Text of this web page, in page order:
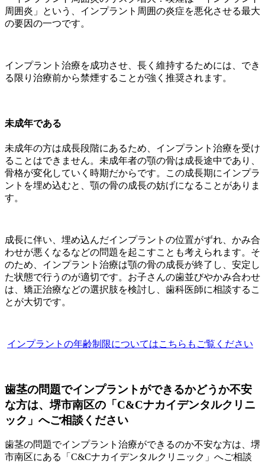
周囲炎」という、インプラント周囲の炎症を悪化させる最大
の要因の一つです。
インプラント治療を成功させ、長く維持するためには、でき
る限り治療前から禁煙することが強く推奨されます。
未成年である
未成年の方は成長段階にあるため、インプラント治療を受け
ることはできません。未成年者の顎の骨は成長途中であり、
骨格が変化していく時期だからです。この成長期にインプラ
ントを埋め込むと、顎の骨の成長の妨げになることがありま
す。
成長に伴い、埋め込んだインプラントの位置がずれ、かみ合
わせが悪くなるなどの問題を起こすことも考えられます。そ
のため、インプラント治療は顎の骨の成長が終了し、安定し
た状態で行うのが適切です。お子さんの歯並びやかみ合わせ
は、矯正治療などの選択肢を検討し、歯科医師に相談するこ
とが大切です。
インプラントの年齢制限についてはこちらもご覧ください
歯茎の問題でインプラントができるかどうか不安
な方は、堺市南区の「C&Cナカイデンタルクリニ
ック」へご相談ください
歯茎の問題でインプラント治療ができるのか不安な方は、堺
市南区にある「C&Cナカイデンタルクリニック」へご相談